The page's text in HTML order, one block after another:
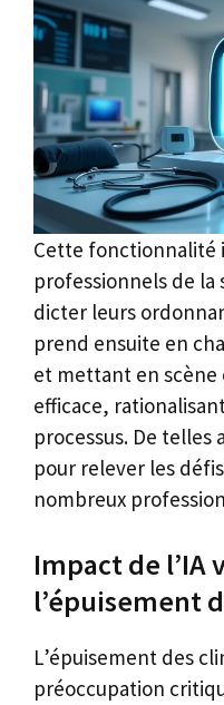
Cette fonctionnalité
professionnels de
dicter leurs
prend ensuite en
et mettant en scène
efficace,
processus. De telles
pour relever les
nombreux
Impact de l’IA
l’épuisement
L’épuisement des
préoccupation